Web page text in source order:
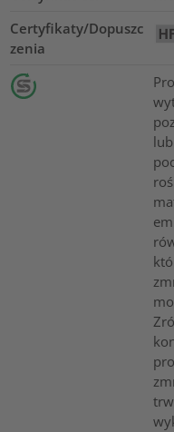
Certyfikaty/Dopuszc
zenia